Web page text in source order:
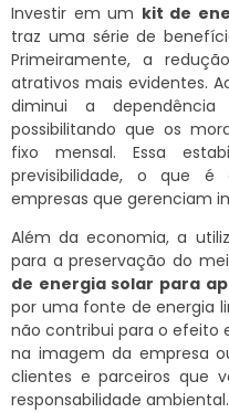
Investir em um kit de
traz uma série de
Primeiramente, a
atrativos mais evidentes.
diminui a
possibilitando que os
fixo mensal. Essa
previsibilidade, o que é
empresas que gerenciam
Além da economia, a
para a preservação do
de energia solar para
por uma fonte de energia
não contribui para o efeito
na imagem da empresa
clientes e parceiros que
responsabilidade ambiental.